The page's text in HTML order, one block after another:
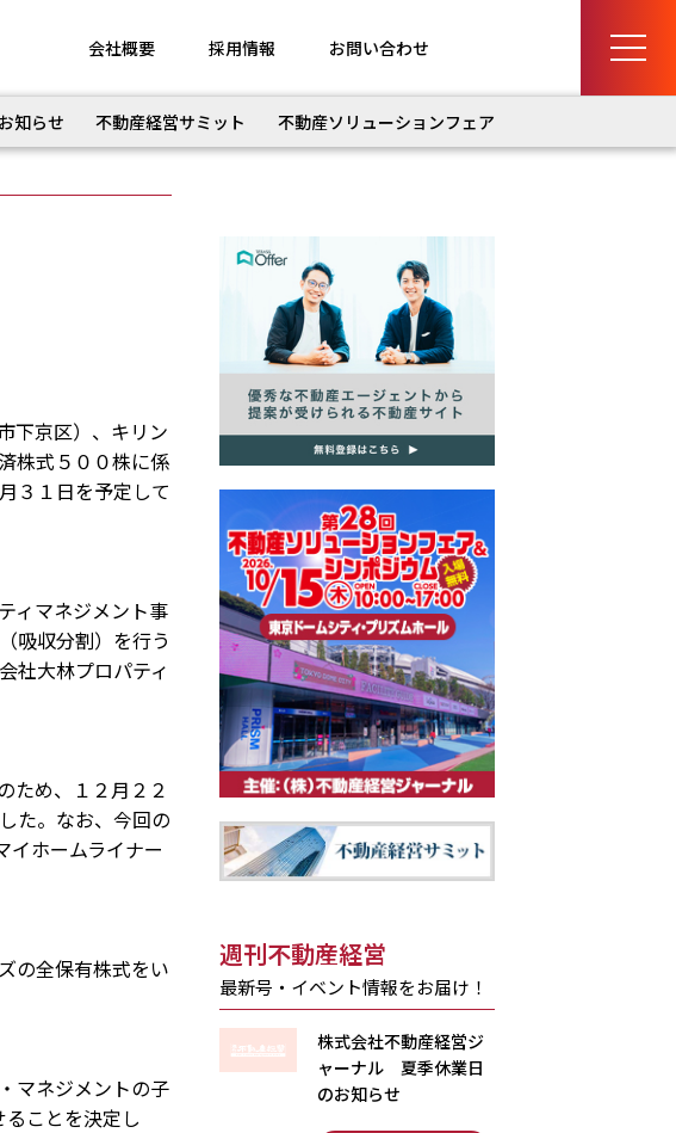
会社概要 採用情報 お問い合わせ
お知らせ 不動産経営サミット 不動産ソリューションフェア
下京区）、キリン
株式５００株に係
３１日を予定して
ィマネジメント事
吸収分割）を行う
社大林プロパティ
ため、１２月２２
た。なお、今回の
イホームライナー
の全保有株式をい
マネジメントの子
ことを決定し
週刊不動産経営
最新号・イベント情報をお届け！
株式会社不動産経営ジ
ャーナル 夏季休業日
のお知らせ